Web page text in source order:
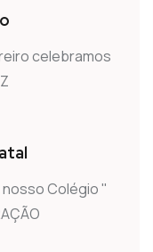
celebramos
nosso Colégio "